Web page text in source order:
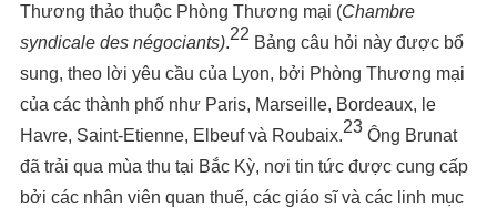
Thương thảo thuộc Phòng Thương mại (Chambre
syndicale des négociants).22 Bảng câu hỏi này được bổ
sung, theo lời yêu cầu của Lyon, bởi Phòng Thương mại
của các thành phố như Paris, Marseille, Bordeaux, le
Havre, Saint-Etienne, Elbeuf và Roubaix.23 Ông Brunat
đã trải qua mùa thu tại Bắc Kỳ, nơi tin tức được cung cấp
bởi các nhân viên quan thuế, các giáo sĩ và các linh mục